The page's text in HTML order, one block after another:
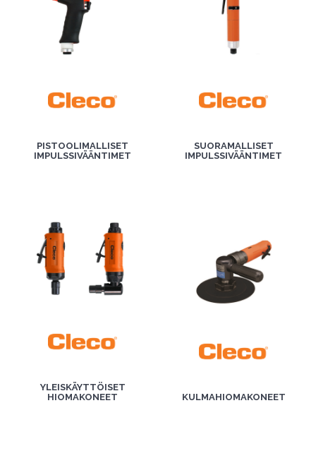
PISTOOLIMALLISET
IMPULSSIVÄÄNTIMET
SUORAMALLISET
IMPULSSIVÄÄNTIMET
YLEISKÄYTTÖISET
HIOMAKONEET
KULMAHIOMAKONEET